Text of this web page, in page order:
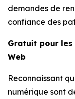
demandes de
confiance des
Gratuit pour les
Web
Reconnaissant
numérique sont